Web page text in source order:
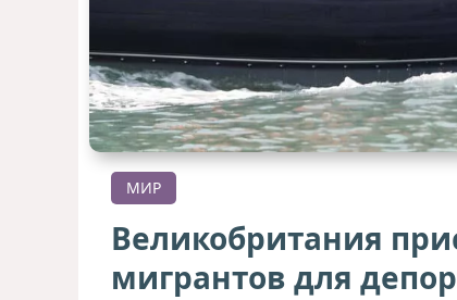
МИР
Великобритания
мигрантов для